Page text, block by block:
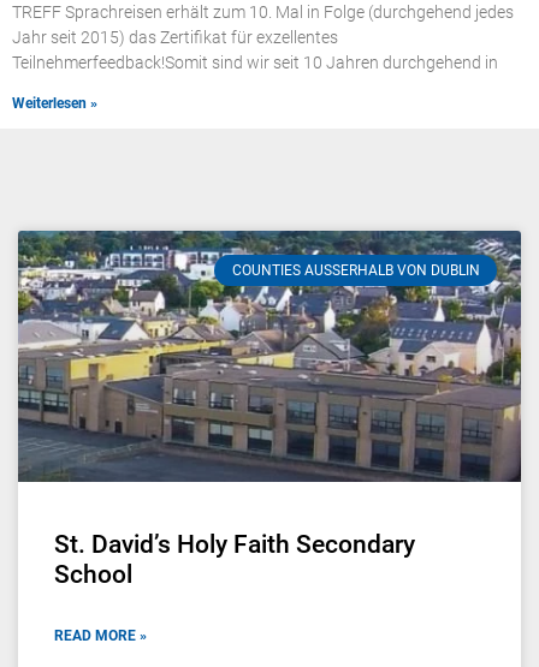
TREFF Sprachreisen erhält zum 10. Mal in Folge (durchgehend jedes
Jahr seit 2015) das Zertifikat für exzellentes
Teilnehmerfeedback!Somit sind wir seit 10 Jahren durchgehend in
Weiterlesen »
COUNTIES AUSSERHALB VON DUBLIN
St. David’s Holy Faith Secondary
School
READ MORE »